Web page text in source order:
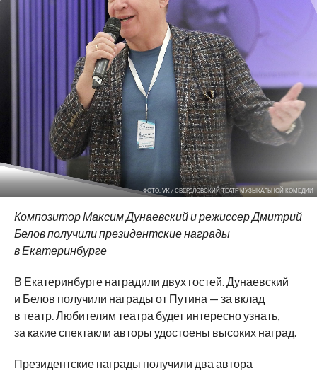
ФОТО: VK / СВЕРДЛОВСКИЙ ТЕАТР МУЗЫКАЛЬНОЙ КОМЕДИИ
Композитор Максим Дунаевский ирежиссер Дмитрий
Белов получили президентские награды
вЕкатеринбурге
В Екатеринбурге наградили двух гостей. Дунаевский
и Белов получили награды от Путина — за вклад
в театр. Любителям театра будет интересно узнать,
за какие спектакли авторы удостоены высоких наград.
Президентские награды получили два автора